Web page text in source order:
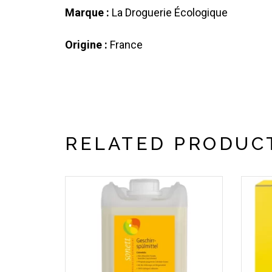
Marque : La Droguerie Écologique
Origine : France
RELATED